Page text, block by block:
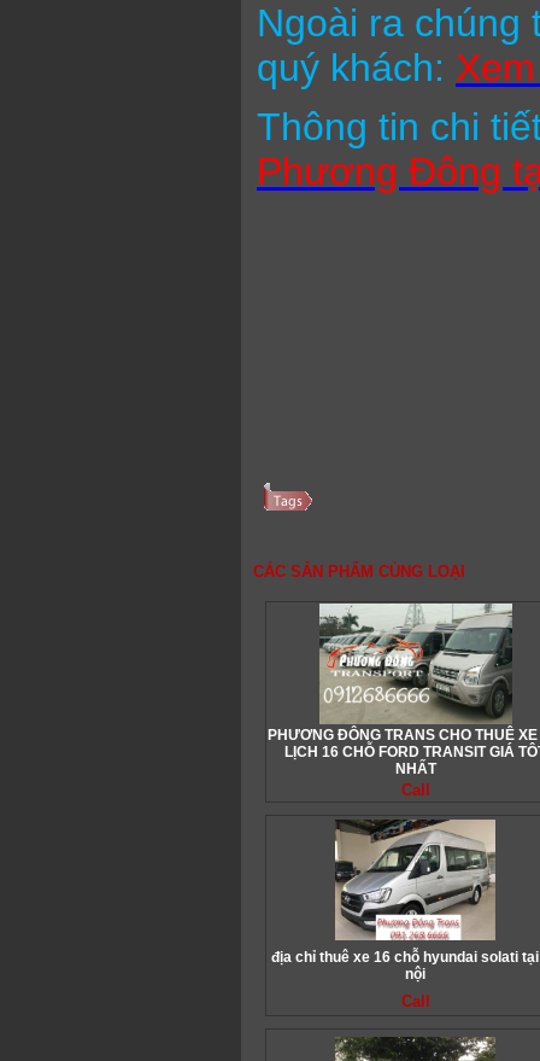
Ngoài ra chúng
quý khách:
Thông tin chi
Phương Đông
CÁC SẢN PHẨM CÙNG LOẠI
PHƯƠNG ĐÔNG TRANS CHO THUÊ
LỊCH 16 CHỖ FORD TRANSIT GIÁ
NHẤT
Call
địa chỉ thuê xe 16 chỗ hyundai solati
nội
Call